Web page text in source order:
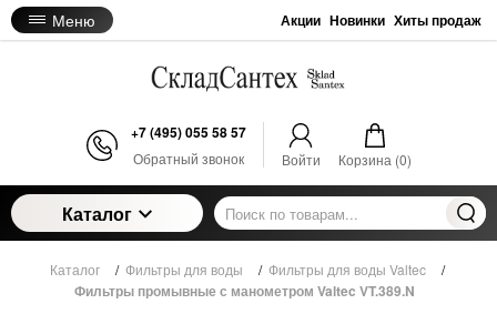
Меню Акции Новинки Хиты продаж
+7 (495) 055 58 57
Обратный звонок Войти Корзина (0)
Каталог
Каталог / Фильтры для воды / Фильтры для воды Valtec /
Фильтры промывные с манометром Valtec VT.389.N